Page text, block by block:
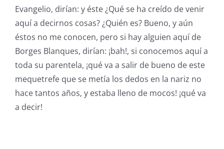
Evangelio, dirían: y éste ¿Qué se ha creído de venir
aquí a decirnos cosas? ¿Quién es? Bueno, y aún
éstos no me conocen, pero si hay alguien aquí de
Borges Blanques, dirían: ¡bah!, si conocemos aquí a
toda su parentela, ¡qué va a salir de bueno de este
mequetrefe que se metía los dedos en la nariz no
hace tantos años, y estaba lleno de mocos! ¡qué va
a decir!